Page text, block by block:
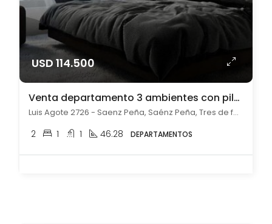
USD 114.500
Venta departamento 3 ambientes con pileta en Saénz Peña
Luis Agote 2726 - Saenz Peña, Saénz Peña, Tres de febrero
2 1 1 46.28 DEPARTAMENTOS